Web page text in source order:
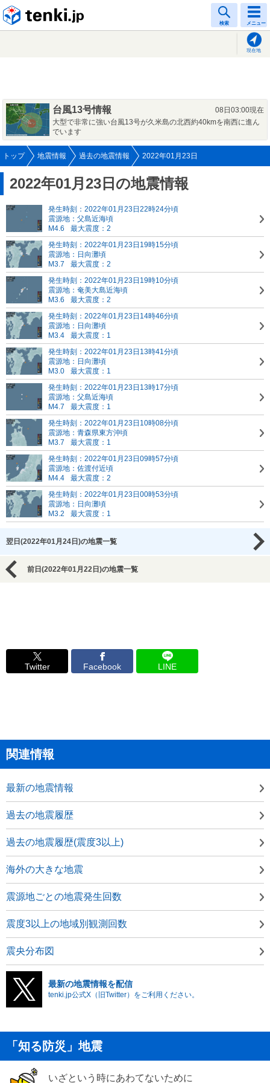
検索 メニュー
現在地
台風13号情報
08日03:00現在
大型で非常に強い台風13号が久米島の北西約40kmを南西に進ん
でいます
トップ 地震情報 過去の地震情報 2022年01月23日
2022年01月23日の地震情報
発生時刻：2022年01月23日22時24分頃
震源地：父島近海頃
M4.6
最大震度：2
発生時刻：2022年01月23日19時15分頃
震源地：日向灘頃
M3.7
最大震度：2
発生時刻：2022年01月23日19時10分頃
震源地：奄美大島近海頃
M3.6
最大震度：2
発生時刻：2022年01月23日14時46分頃
震源地：日向灘頃
M3.4
最大震度：1
発生時刻：2022年01月23日13時41分頃
震源地：日向灘頃
M3.0
最大震度：1
発生時刻：2022年01月23日13時17分頃
震源地：父島近海頃
M4.7
最大震度：1
発生時刻：2022年01月23日10時08分頃
震源地：青森県東方沖頃
M3.7
最大震度：1
発生時刻：2022年01月23日09時57分頃
震源地：佐渡付近頃
M4.4
最大震度：2
発生時刻：2022年01月23日00時53分頃
震源地：日向灘頃
M3.2
最大震度：1
翌日(2022年01月24日)の地震一覧
前日(2022年01月22日)の地震一覧
Twitter Facebook LINE
関連情報
最新の地震情報
過去の地震履歴
過去の地震履歴(震度3以上)
海外の大きな地震
震源地ごとの地震発生回数
震度3以上の地域別観測回数
震央分布図
最新の地震情報を配信
tenki.jp公式X（旧Twitter）をご利用ください。
「知る防災」地震
いざという時にあわてないために